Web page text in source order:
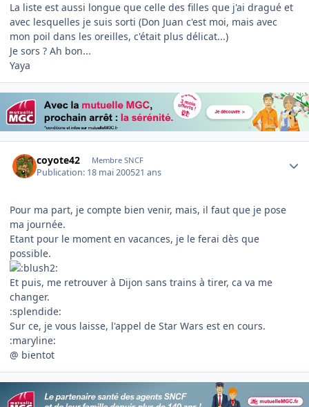
La liste est aussi longue que celle des filles que j'ai dragué et
avec lesquelles je suis sorti (Don Juan c'est moi, mais avec
mon poil dans les oreilles, c'était plus délicat...)
Je sors ? Ah bon...
Yaya
coyote42 Membre SNCF
Publication: 18 mai 200521 ans
Pour ma part, je compte bien venir, mais, il faut que je pose
ma journée.
Etant pour le moment en vacances, je le ferai dès que
possible.
Et puis, me retrouver à Dijon sans trains à tirer, ca va me
changer.
:splendide:
Sur ce, je vous laisse, l'appel de Star Wars est en cours.
:maryline:
@ bientot